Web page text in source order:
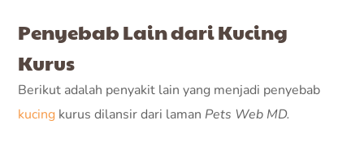
Penyebab Lain dari Kucing
Kurus
Berikut adalah penyakit lain yang menjadi penyebab
kucing kurus dilansir dari laman Pets Web MD.